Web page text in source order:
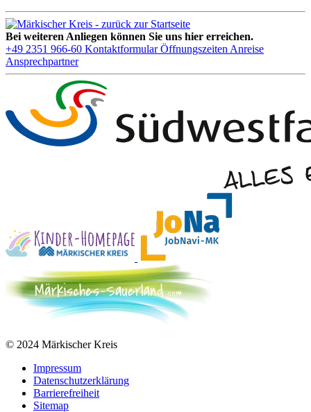
Bei weiteren Anliegen können Sie uns hier erreichen.
+49 2351 966-60 Kontaktformular Öffnungszeiten Anreise
Ansprechpartner
© 2024 Märkischer Kreis
Impressum
Datenschutzerklärung
Barrierefreiheit
Sitemap